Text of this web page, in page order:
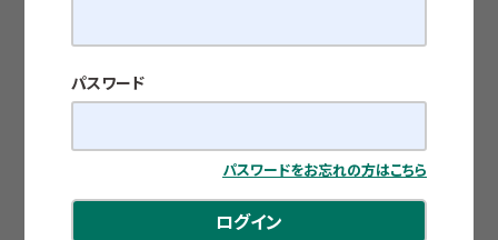
パスワード
パスワードをお忘れの方はこちら
ログイン
ベトナムの買い物事情
公開日：2026.05.25